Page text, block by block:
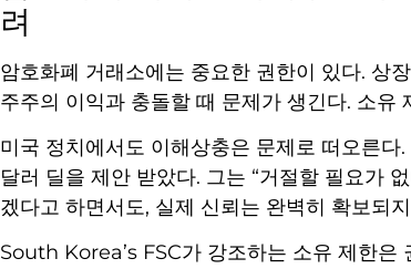
려
암호화폐 거래소에는 중요한 권한이 있다. 상
주주의 이익과 충돌할 때 문제가 생긴다. 소유
미국 정치에서도 이해상충은 문제로 떠오른
달러 딜을 제안 받았다. 그는 “거절할 필요가
겠다고 하면서도, 실제 신뢰는 완벽히 확보되
South Korea’s FSC가 강조하는 소유 제한은